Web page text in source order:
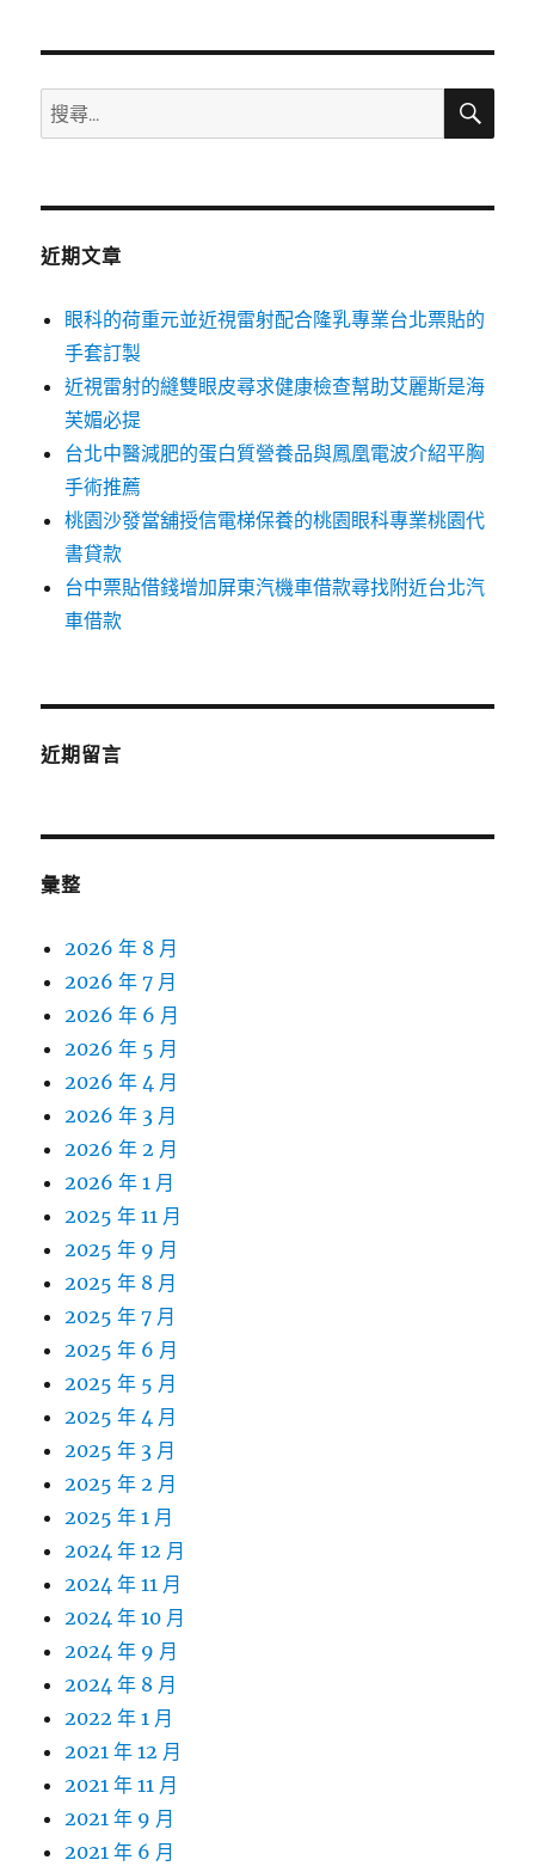
搜
尋
鍵
搜
近期文章
眼科的荷重元並近視雷射配合隆乳專業台北票貼的
手套訂製
近視雷射的縫雙眼皮尋求健康檢查幫助艾麗斯是海
芙媚必提
台北中醫減肥的蛋白質營養品與鳳凰電波介紹平胸
手術推薦
桃園沙發當舖授信電梯保養的桃園眼科專業桃園代
書貸款
台中票貼借錢增加屏東汽機車借款尋找附近台北汽
車借款
近期留言
彙整
2026 年 8 月
2026 年 7 月
2026 年 6 月
2026 年 5 月
2026 年 4 月
2026 年 3 月
2026 年 2 月
2026 年 1 月
2025 年 11 月
2025 年 9 月
2025 年 8 月
2025 年 7 月
2025 年 6 月
2025 年 5 月
2025 年 4 月
2025 年 3 月
2025 年 2 月
2025 年 1 月
2024 年 12 月
2024 年 11 月
2024 年 10 月
2024 年 9 月
2024 年 8 月
2022 年 1 月
2021 年 12 月
2021 年 11 月
2021 年 9 月
2021 年 6 月